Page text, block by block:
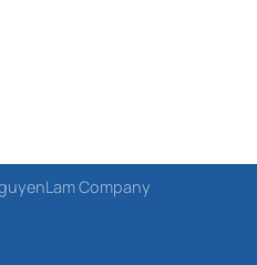
Company